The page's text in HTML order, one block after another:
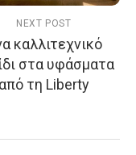
NEXT POST
καλλιτεχνικό
στα υφάσματα
από τη Liberty